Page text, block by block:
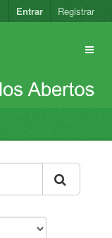
Entrar Registrar